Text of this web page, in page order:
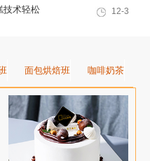
技术轻松
12-3
面包烘焙班 咖啡奶茶